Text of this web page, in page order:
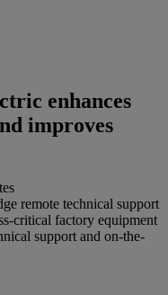
enhances
improves
remote technical support
critical factory equipment
support and on-the-